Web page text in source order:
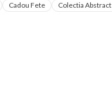
Cadou Fete
Colectia Abstract